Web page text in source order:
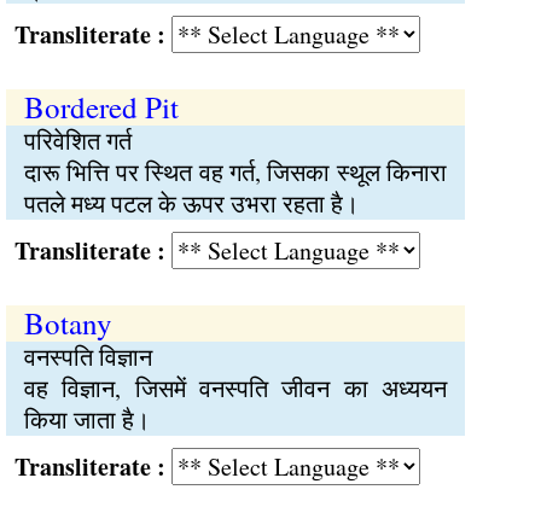
:
Bordered Pit
परिवेशित गर्त
दारू भित्ति पर स्थित वह गर्त, जिसका स्थूल किनारा
पतले मध्य पटल के ऊपर उभरा रहता है।
:
Botany
वनस्पति विज्ञान
वह विज्ञान, जिसमें वनस्पति जीवन का अध्ययन
किया जाता है।
: